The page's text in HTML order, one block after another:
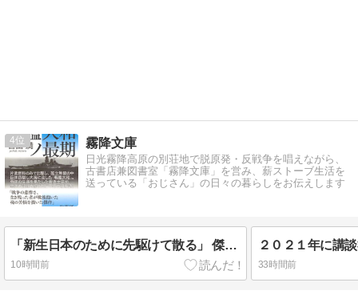
4 霧降文庫
日光霧降高原の別荘地で脱原発・反戦争を唱えながら、
古書店兼図書室「霧降文庫」を営み、薪ストーブ生活を
送っている「おじさん」の日々の暮らしをお伝えします
「新生日本のために先駆けて散る」 傑作「戦艦大和ノ最期」（吉田満）
10時間前 33時間前